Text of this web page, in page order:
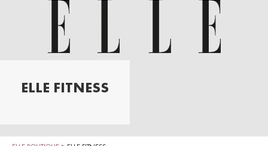
ELLE FITNESS